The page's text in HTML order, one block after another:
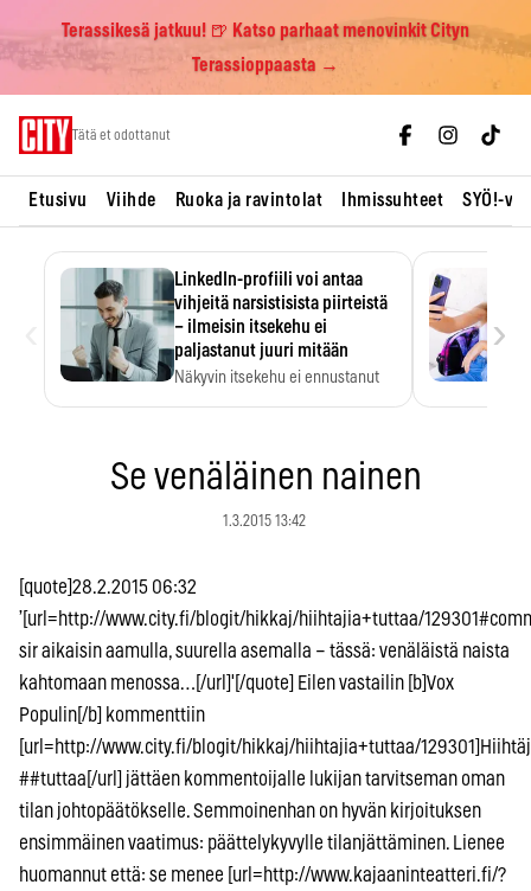
Terassikesä jatkuu! 🍺 Katso parhaat menovinkit Cityn
Terassioppaasta →
Tätä et odottanut
Etusivu Viihde Ruoka ja ravintolat Ihmissuhteet SYÖ!-
LinkedIn-profiili voi antaa
vihjeitä narsistisista piirteistä
– ilmeisin itsekehu ei
paljastanut juuri mitään
Näkyvin itsekehu ei ennustanut
›
Se venäläinen nainen
1.3.2015 13:42
[quote]28.2.2015 06:32
’[url=http://www.city.fi/blogit/hikkaj/hiihtajia+tuttaa/
sir aikaisin aamulla, suurella asemalla – tässä: venäläistä naista
kahtomaan menossa…[/url]'[/quote] Eilen vastailin [b]Vox
Populin[/b] kommenttiin
[url=http://www.city.fi/blogit/hikkaj/hiihtajia+tuttaa/
##tuttaa[/url] jättäen kommentoijalle lukijan tarvitseman oman
tilan johtopäätökselle. Semmoinenhan on hyvän kirjoituksen
ensimmäinen vaatimus: päättelykyvylle tilanjättäminen. Lienee
huomannut että: se menee [url=http://www.kajaaninteatteri.fi/?